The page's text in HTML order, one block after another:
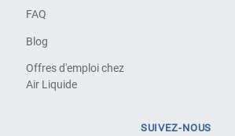
FAQ
Blog
Offres d'emploi chez
Air Liquide
SUIVEZ-NOUS